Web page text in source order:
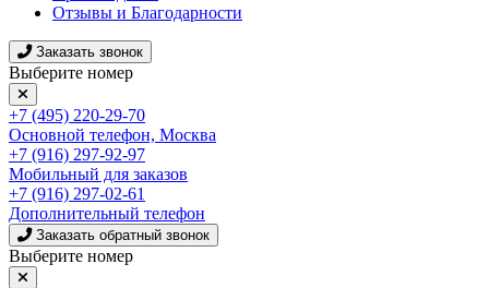
Отзывы и Благодарности
Заказать звонок
Выберите номер
+7 (495) 220-29-70
Основной телефон, Москва
+7 (916) 297-92-97
Мобильный для заказов
+7 (916) 297-02-61
Дополнительный телефон
Заказать обратный звонок
Выберите номер